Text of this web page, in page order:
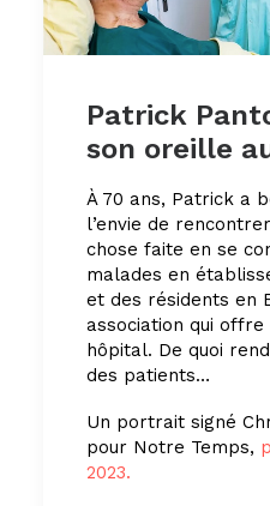
Patrick
son oreille
À 70 ans, Patrick a
l’envie de
chose faite en se
malades en
et des résidents en
association qui offre
hôpital. De quoi
des patients…
Un portrait signé
pour Notre Temps,
2023.